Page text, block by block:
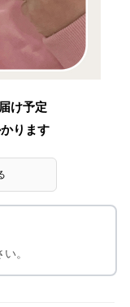
け予定
ります
。